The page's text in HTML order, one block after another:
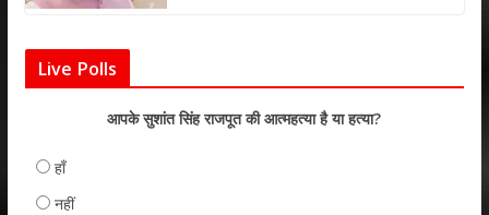
Live Polls
आपके सुशांत सिंह राजपूत की आत्महत्या है या हत्या?
हाँ
नहीं